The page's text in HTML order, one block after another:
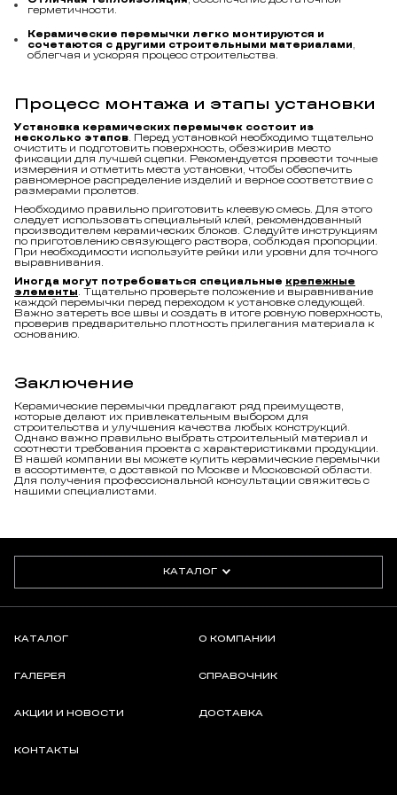
Керамические перемычки легко монтируются и
сочетаются с другими строительными материалами
облегчая и ускоряя процесс строительства.
Установка керамических перемычек состоит из
несколько этапов
очистить и подготовить поверхность, обезжирив место
фиксации для лучшей сцепки. Рекомендуется провести точные
измерения и отметить места установки, чтобы обеспечить
равномерное распределение изделий и верное соответствие с
размерами пролетов.
Необходимо правильно приготовить клеевую смесь. Для этого
следует использовать специальный клей, рекомендованный
производителем керамических блоков. Следуйте инструкциям
по приготовлению связующего раствора, соблюдая пропорции.
При необходимости используйте рейки или уровни для точного
выравнивания.
Иногда могут потребоваться специальные
элементы
. Тщательно проверьте положение и выравнивание
каждой перемычки перед переходом к установке следующей.
Важно затереть все швы и создать в итоге ровную поверхность,
проверив предварительно плотность прилегания материала к
основанию.
Керамические перемычки предлагают ряд преимуществ,
которые делают их привлекательным выбором для
строительства и улучшения качества любых конструкций.
Однако важно правильно выбрать строительный материал и
соотнести требования проекта с характеристиками продукции.
В нашей компании вы можете купить керамические перемычки
в ассортименте, с доставкой по Москве и Московской области.
Для получения профессиональной консультации свяжитесь с
нашими специалистами.
КАТАЛОГ